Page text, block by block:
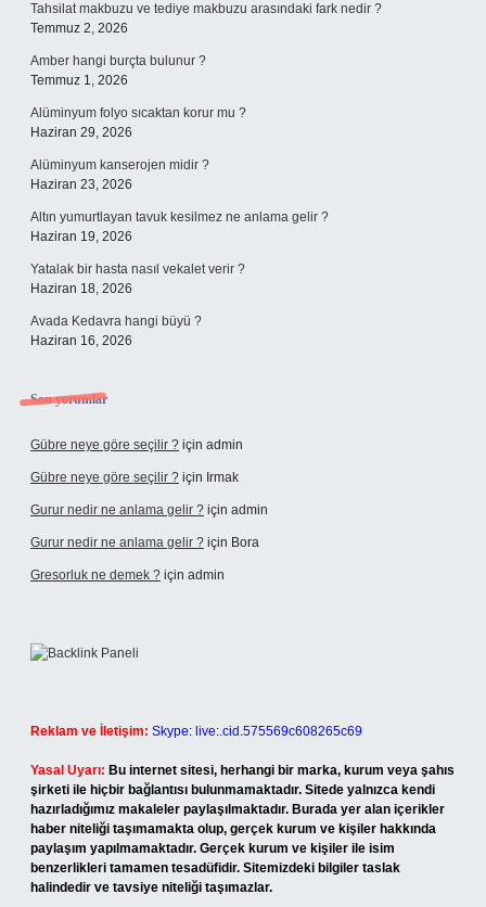
Tahsilat makbuzu ve tediye makbuzu arasındaki fark nedir ?
Temmuz 2, 2026
Amber hangi burçta bulunur ?
Temmuz 1, 2026
Alüminyum folyo sıcaktan korur mu ?
Haziran 29, 2026
Alüminyum kanserojen midir ?
Haziran 23, 2026
Altın yumurtlayan tavuk kesilmez ne anlama gelir ?
Haziran 19, 2026
Yatalak bir hasta nasıl vekalet verir ?
Haziran 18, 2026
Avada Kedavra hangi büyü ?
Haziran 16, 2026
Son yorumlar
Gübre neye göre seçilir ? için admin
Gübre neye göre seçilir ? için Irmak
Gurur nedir ne anlama gelir ? için admin
Gurur nedir ne anlama gelir ? için Bora
Gresorluk ne demek ? için admin
Reklam ve İletişim: Skype: live:.cid.575569c608265c69
Yasal Uyarı: Bu internet sitesi, herhangi bir marka, kurum veya şahıs
şirketi ile hiçbir bağlantısı bulunmamaktadır. Sitede yalnızca kendi
hazırladığımız makaleler paylaşılmaktadır. Burada yer alan içerikler
haber niteliği taşımamakta olup, gerçek kurum ve kişiler hakkında
paylaşım yapılmamaktadır. Gerçek kurum ve kişiler ile isim
benzerlikleri tamamen tesadüfidir. Sitemizdeki bilgiler taslak
halindedir ve tavsiye niteliği taşımazlar.